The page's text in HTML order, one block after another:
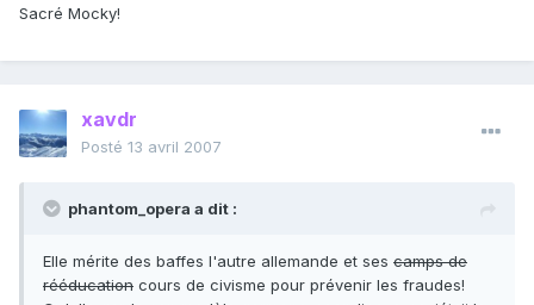
Sacré Mocky!
xavdr
Posté 13 avril 2007
phantom_opera a dit :
Elle mérite des baffes l'autre allemande et ses camps de
rééducation cours de civisme pour prévenir les fraudes!